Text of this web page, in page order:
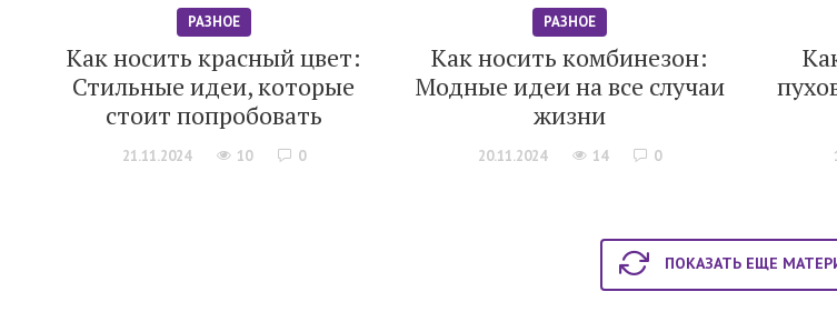
РАЗНОЕ
Как носить красный цвет:
Стильные идеи, которые
стоит попробовать
21.11.2024 10 0
РАЗНОЕ
Как носить комбинезон:
Модные идеи на все случаи
жизни
20.11.2024 14 0
ПОКАЗАТЬ ЕЩЕ